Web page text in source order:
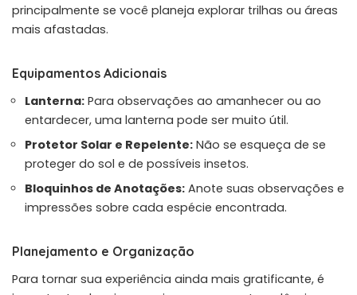
principalmente se você planeja explorar trilhas ou áreas
mais afastadas.
Equipamentos Adicionais
Lanterna: Para observações ao amanhecer ou ao
entardecer, uma lanterna pode ser muito útil.
Protetor Solar e Repelente: Não se esqueça de se
proteger do sol e de possíveis insetos.
Bloquinhos de Anotações: Anote suas observações e
impressões sobre cada espécie encontrada.
Planejamento e Organização
Para tornar sua experiência ainda mais gratificante, é